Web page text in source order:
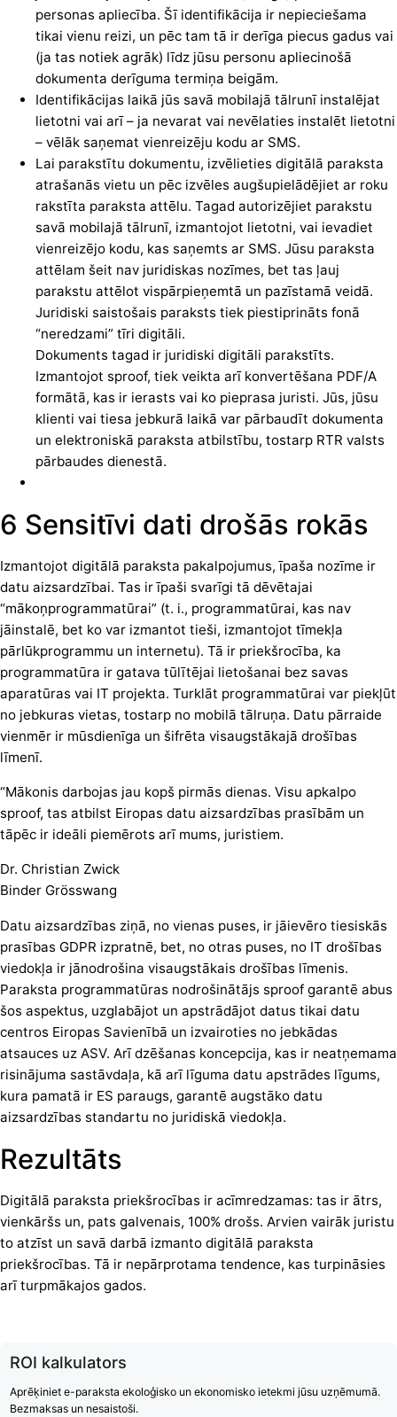
personas apliecība. Šī identifikācija ir nepieciešama
tikai vienu reizi, un pēc tam tā ir derīga piecus gadus vai
(ja tas notiek agrāk) līdz jūsu personu apliecinošā
dokumenta derīguma termiņa beigām.
Identifikācijas laikā jūs savā mobilajā tālrunī instalējat
lietotni vai arī – ja nevarat vai nevēlaties instalēt lietotni
– vēlāk saņemat vienreizēju kodu ar SMS.
Lai parakstītu dokumentu, izvēlieties digitālā paraksta
atrašanās vietu un pēc izvēles augšupielādējiet ar roku
rakstīta paraksta attēlu. Tagad autorizējiet parakstu
savā mobilajā tālrunī, izmantojot lietotni, vai ievadiet
vienreizējo kodu, kas saņemts ar SMS. Jūsu paraksta
attēlam šeit nav juridiskas nozīmes, bet tas ļauj
parakstu attēlot vispārpieņemtā un pazīstamā veidā.
Juridiski saistošais paraksts tiek piestiprināts fonā
“neredzami” tīri digitāli.
Dokuments tagad ir juridiski digitāli parakstīts.
Izmantojot sproof, tiek veikta arī konvertēšana PDF/A
formātā, kas ir ierasts vai ko pieprasa juristi. Jūs, jūsu
klienti vai tiesa jebkurā laikā var pārbaudīt dokumenta
un elektroniskā paraksta atbilstību, tostarp RTR valsts
pārbaudes dienestā.
6 Sensitīvi dati drošās rokās
Izmantojot digitālā paraksta pakalpojumus, īpaša nozīme ir
datu aizsardzībai. Tas ir īpaši svarīgi tā dēvētajai
“mākoņprogrammatūrai” (t. i., programmatūrai, kas nav
jāinstalē, bet ko var izmantot tieši, izmantojot tīmekļa
pārlūkprogrammu un internetu). Tā ir priekšrocība, ka
programmatūra ir gatava tūlītējai lietošanai bez savas
aparatūras vai IT projekta. Turklāt programmatūrai var piekļūt
no jebkuras vietas, tostarp no mobilā tālruņa. Datu pārraide
vienmēr ir mūsdienīga un šifrēta visaugstākajā drošības
līmenī.
“Mākonis darbojas jau kopš pirmās dienas. Visu apkalpo
sproof, tas atbilst Eiropas datu aizsardzības prasībām un
tāpēc ir ideāli piemērots arī mums, juristiem.
Dr. Christian Zwick
Binder Grösswang
Datu aizsardzības ziņā, no vienas puses, ir jāievēro tiesiskās
prasības GDPR izpratnē, bet, no otras puses, no IT drošības
viedokļa ir jānodrošina visaugstākais drošības līmenis.
Paraksta programmatūras nodrošinātājs sproof garantē abus
šos aspektus, uzglabājot un apstrādājot datus tikai datu
centros Eiropas Savienībā un izvairoties no jebkādas
atsauces uz ASV. Arī dzēšanas koncepcija, kas ir neatņemama
risinājuma sastāvdaļa, kā arī līguma datu apstrādes līgums,
kura pamatā ir ES paraugs, garantē augstāko datu
aizsardzības standartu no juridiskā viedokļa.
Rezultāts
Digitālā paraksta priekšrocības ir acīmredzamas: tas ir ātrs,
vienkāršs un, pats galvenais, 100% drošs. Arvien vairāk juristu
to atzīst un savā darbā izmanto digitālā paraksta
priekšrocības. Tā ir nepārprotama tendence, kas turpināsies
arī turpmākajos gados.
ROI kalkulators
Aprēķiniet e-paraksta ekoloģisko un ekonomisko ietekmi jūsu uzņēmumā.
Bezmaksas un nesaistoši.